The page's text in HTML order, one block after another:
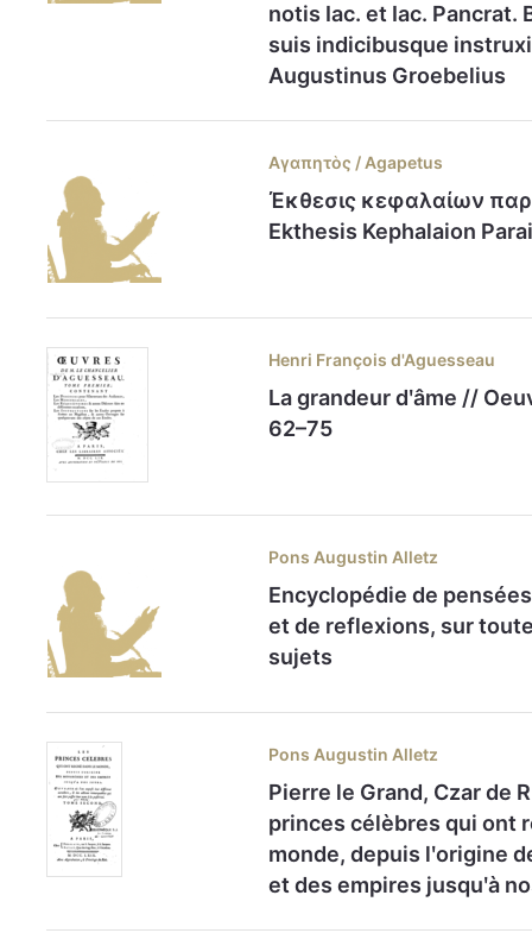
notis Iac. et Iac. Pancrat.
suis indicibusque
Augustinus Groebelius
Αγαπητὸς / Agapetus
Έκθεσις κεφαλαίων
Ekthesis Kephalaion
Henri François d'Aguesseau
La grandeur dʹâme //
62–75
Pons Augustin Alletz
Encyclopédie de
et de reflexions, sur
sujets
Pons Augustin Alletz
Pierre le Grand, Czar de
princes célèbres qui ont
monde, depuis lʹorigine
et des empires jusquʹà